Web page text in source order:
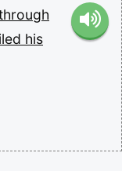
his